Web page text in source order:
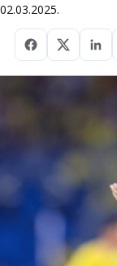
02.03.2025.